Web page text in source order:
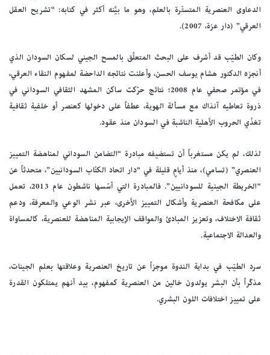
الدعاوى العنصرية المتستّرة بالعلم، وهو ما بيَّنه أكثر في كتابه: “تشريح العقل
العرقي” (دار عزة، 2007).
وكان الطيّب قد أشرف على البحث المتعلِّق بالمسح الجيني لسكان السودان الذي
أنجزه الدكتور هشام يوسف الحسن، وأعلنت نتائجه الداحضة لمفهوم النقاء العرقي،
في مؤتمر صحفي عام 2008؛ نتائج حرّكت ساكن المشهد الثقافي السوداني في
ذروة تعاطيه آنذاك مع مسألة الهوية، عطفاً على دخولها كعنصر أو خلفية ثقافية
تغذّي الحروب الأهلية الناشبة في السودان منذ عقود.
لذلك، لم يكن مستغرباً أن تستضيفه مبادرة “التضامن السوداني لمناهضة التمييز
العنصري” (تسامي)، منذ أيامٍ قليلة في “دار اتحاد الكتّاب السودانيين”، متحدثاً عن
“الخريطة الجينية للسودانيين”. فالمبادرة التي أسّسها ناشطون عام 2013، تعمل
على مكافحة العنصرية وأشكال التمييز الأخرى، عبر نشر الوعي والمعرفة، ودعم
ثقافة الاختلاف، وتعزيز المبادئ والمواقف الإيجابية المناهضة للعنصرية، كالمساواة
والعدالة الاجتماعية.
سرد الطيّب في بداية الندوة موجزاً عن تاريخ العنصرية وعلاقتها بعلم الجينات،
مذكّراً بأن البشر يولدون خالين من العنصرية كمفهوم، بيد أنهم يمتلكون القدرة
على تمييز اختلافات اللون البشري.